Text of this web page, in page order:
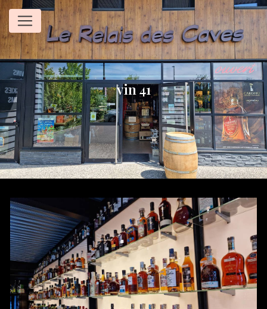
vin 41
Panneau de gestion des cookies